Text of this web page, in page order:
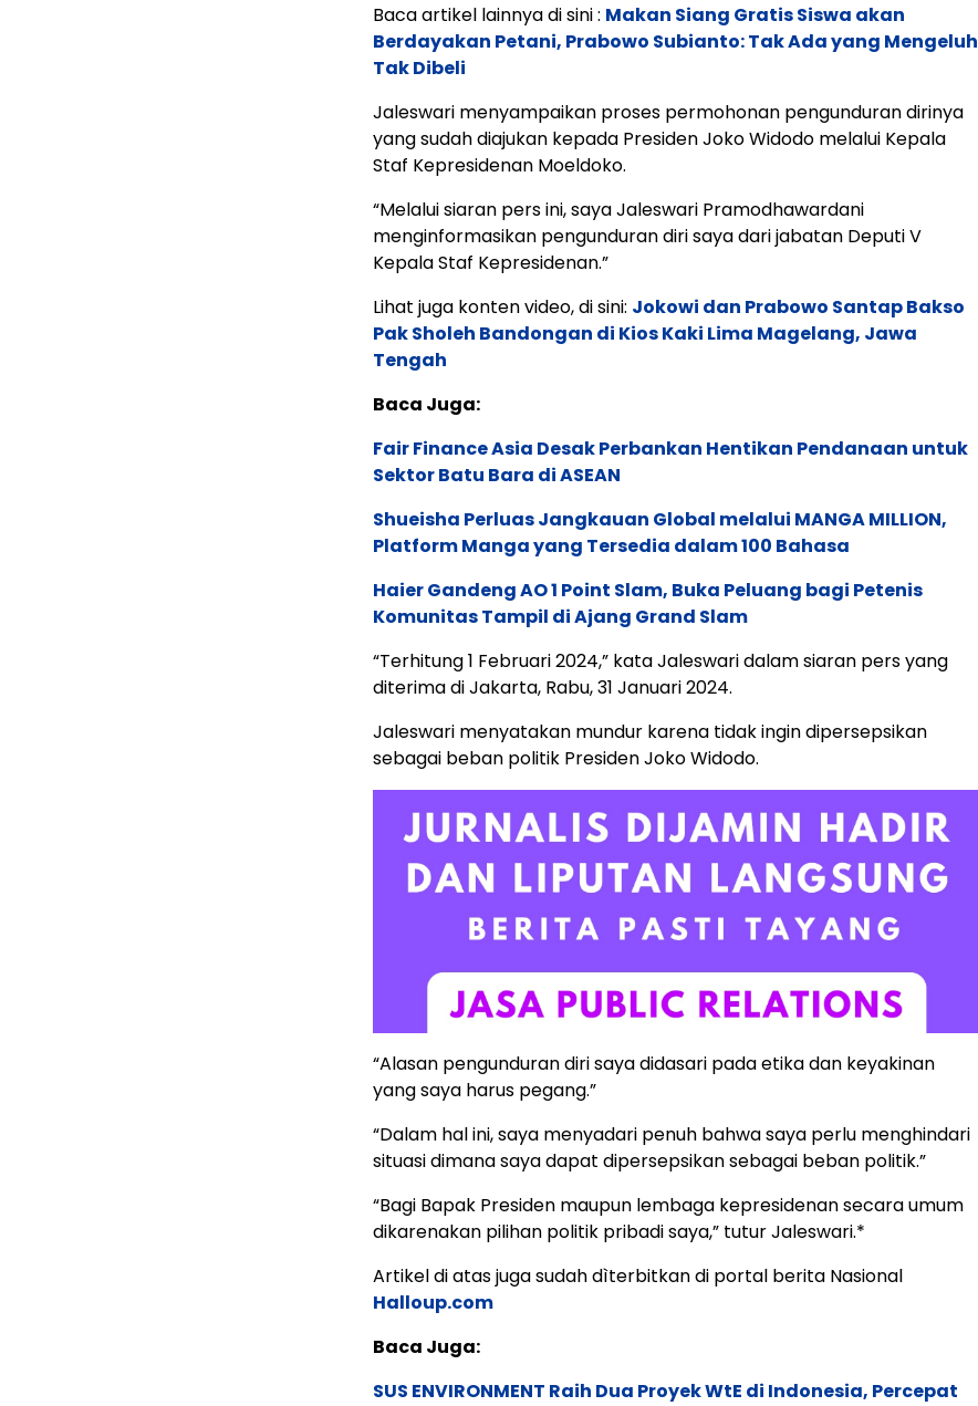
Baca artikel lainnya di sini : Makan Siang Gratis Siswa akan
Berdayakan Petani, Prabowo Subianto: Tak Ada yang Mengeluh
Tak Dibeli
Jaleswari menyampaikan proses permohonan pengunduran dirinya
yang sudah diajukan kepada Presiden Joko Widodo melalui Kepala
Staf Kepresidenan Moeldoko.
“Melalui siaran pers ini, saya Jaleswari Pramodhawardani
menginformasikan pengunduran diri saya dari jabatan Deputi V
Kepala Staf Kepresidenan.”
Lihat juga konten video, di sini: Jokowi dan Prabowo Santap Bakso
Pak Sholeh Bandongan di Kios Kaki Lima Magelang, Jawa
Tengah
Baca Juga:
Fair Finance Asia Desak Perbankan Hentikan Pendanaan untuk
Sektor Batu Bara di ASEAN
Shueisha Perluas Jangkauan Global melalui MANGA MILLION,
Platform Manga yang Tersedia dalam 100 Bahasa
Haier Gandeng AO 1 Point Slam, Buka Peluang bagi Petenis
Komunitas Tampil di Ajang Grand Slam
“Terhitung 1 Februari 2024,” kata Jaleswari dalam siaran pers yang
diterima di Jakarta, Rabu, 31 Januari 2024.
Jaleswari menyatakan mundur karena tidak ingin dipersepsikan
sebagai beban politik Presiden Joko Widodo.
“Alasan pengunduran diri saya didasari pada etika dan keyakinan
yang saya harus pegang.”
“Dalam hal ini, saya menyadari penuh bahwa saya perlu menghindari
situasi dimana saya dapat dipersepsikan sebagai beban politik.”
“Bagi Bapak Presiden maupun lembaga kepresidenan secara umum
dikarenakan pilihan politik pribadi saya,” tutur Jaleswari.*
Artikel di atas juga sudah dìterbitkan di portal berita Nasional
Halloup.com
Baca Juga:
SUS ENVIRONMENT Raih Dua Proyek WtE di Indonesia, Percepat